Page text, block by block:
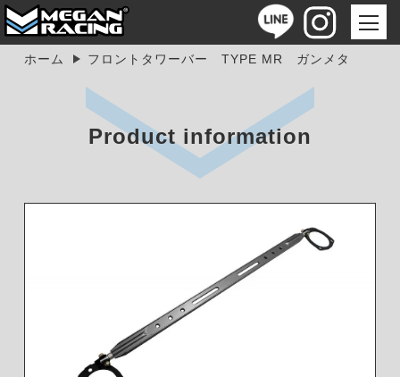
ホーム フロントタワーバー TYPE MR ガンメタ
Product information